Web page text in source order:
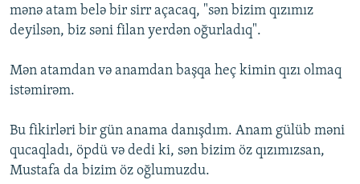
mənə atam belə bir sirr açacaq, "sən bizim qızımız
deyilsən, biz səni filan yerdən oğurladıq".
Mən atamdan və anamdan başqa heç kimin qızı olmaq
istəmirəm.
Bu fikirləri bir gün anama danışdım. Anam gülüb məni
qucaqladı, öpdü və dedi ki, sən bizim öz qızımızsan,
Mustafa da bizim öz oğlumuzdu.